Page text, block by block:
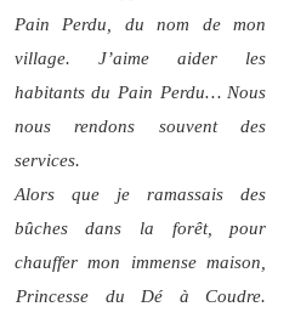
Pain Perdu, du nom de mon
village. J’aime aider les
habitants du Pain Perdu… Nous
nous rendons souvent des
services.
Alors que je ramassais des
bûches dans la forêt, pour
chauffer mon immense maison,
Princesse du Dé à Coudre.